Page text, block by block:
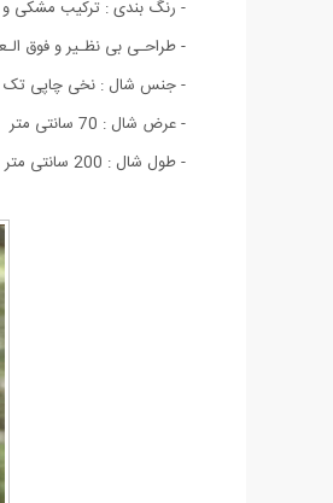
- رنگ بندی : ترکیب مشکی و
- طراحـی بی نظـیر و فوق
- جنس شال : نخی چاپی تک
- عرض شال : 70 سانتی متر
- طول شال : 200 سانتی متر